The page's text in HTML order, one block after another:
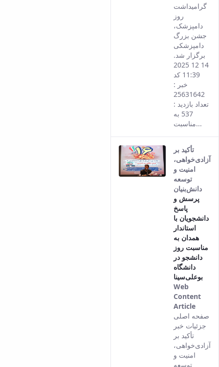
گرامیداشت
روز
دامپزشک،
جشن بزرگ
دامپزشکی
برگزار شد.
14 12 2025
11:39 کد
خبر :
25631642
تعداد بازدید :
537 به
مناسبت...
تأکید بر
آزادی‌خواهی،
امنیت و
توسعه
دانش‌بنیان
پرسش و
پاسخ
دانشجویان با
استاندار
همدان به
مناسبت روز
دانشجو در
دانشگاه
بوعلی‌سینا
Web
Content
Article
This
comes
from
the
صفحه اصلی
جزئیات خبر
تأکید بر
آزادی‌خواهی،
امنیت و
توسعه